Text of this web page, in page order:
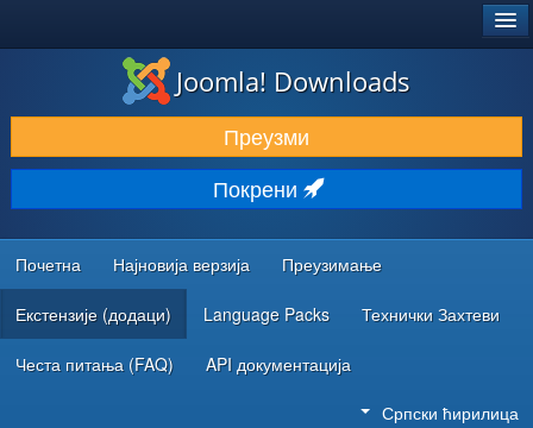
ПРЕУЗИМАЊЕ И ПРОШИРЕЊА (ЕКСТЕНЗИЈЕ)
ОТКРИЈТЕ И НАУЧИТЕ
ЗАЈЕДНИЦА И ПОДРШКА
РЕСУРСИ ЗА РАЗВОЈ
Joomla! Downloads
Преузми
Покрени
Почетна Најновија верзија Преузимање
Екстензије (додаци) Language Packs Технички Захтеви
Честа питања (FAQ) API документација
Српски ћирилица